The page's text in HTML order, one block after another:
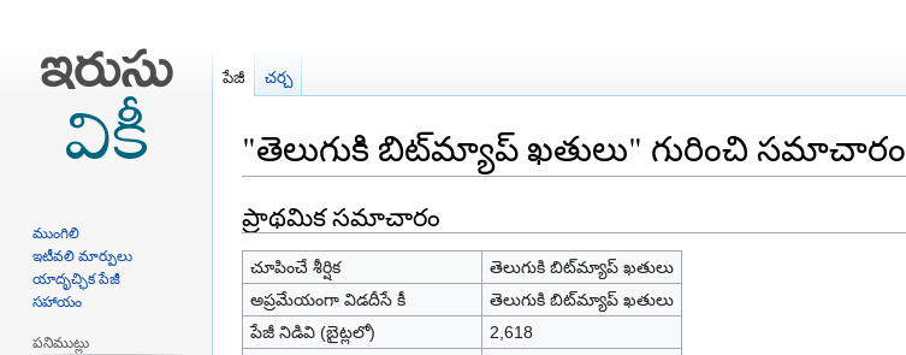
"తెలుగుకి బిట్‌మ్యాప్ ఖతులు" గురించి సమాచారం
Jump
navigation
Jump
search
ప్రాథమిక సమాచారం
చూపించే శీర్షిక
తెలుగుకి బిట్‌మ్యాప్ ఖతులు
అప్రమేయంగా విడదీసే కీ
తెలుగుకి బిట్‌మ్యాప్ ఖతులు
పేజీ నిడివి (బైట్లలో)
2,618
పేజీ చర్చ
ముంగిలి
ఇటీవలి మార్పులు
యాదృచ్ఛిక పేజీ
సహాయం
పనిముట్లు